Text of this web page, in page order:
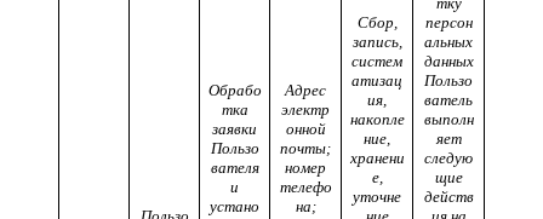
Обрабо
тка
заявки
Пользо
вателя
и
устано
Адрес
электр
онной
почты;
номер
телефо
на;
Сбор,
запись,
систем
атизац
ия,
накопле
ние,
хранени
е,
уточне
персон
альных
данных
Пользо
ватель
выполн
яет
следую
щие
действ